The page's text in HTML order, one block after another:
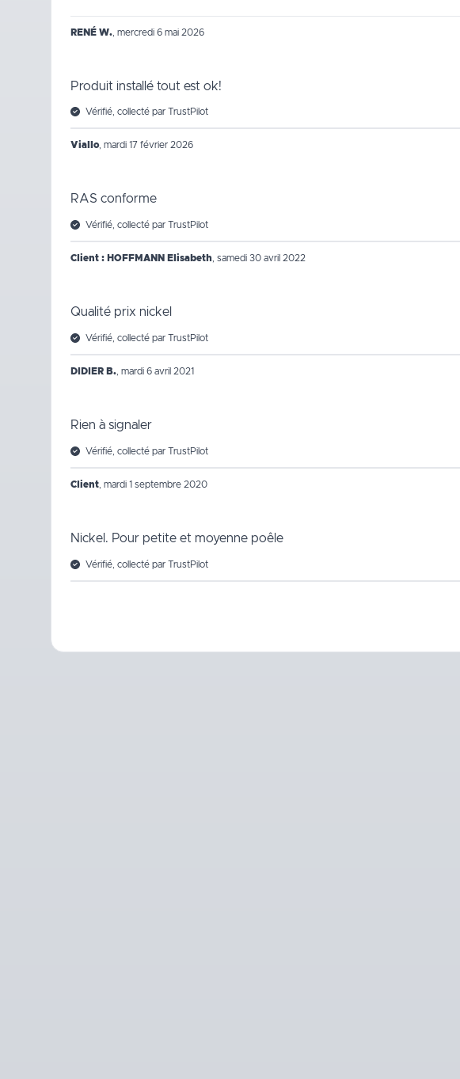
RENÉ W. mercredi 6 mai 2026
Produit installé tout est ok!
Vérifié, collecté par TrustPilot
Viallo, mardi 17 février 2026
RAS conforme
Vérifié, collecté par TrustPilot
Client : HOFFMANN Elisabeth samedi 30 avril 2022
Qualité prix nickel
Vérifié, collecté par TrustPilot
DIDIER B. mardi 6 avril 2021
Rien à signaler
Vérifié, collecté par TrustPilot
Client mardi 1 septembre 2020
Nickel. Pour petite et moyenne poêle
Vérifié, collecté par TrustPilot